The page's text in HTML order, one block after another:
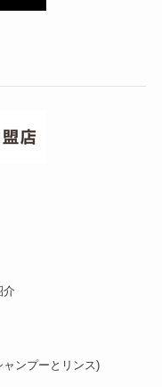
介
ンプーとリンス)